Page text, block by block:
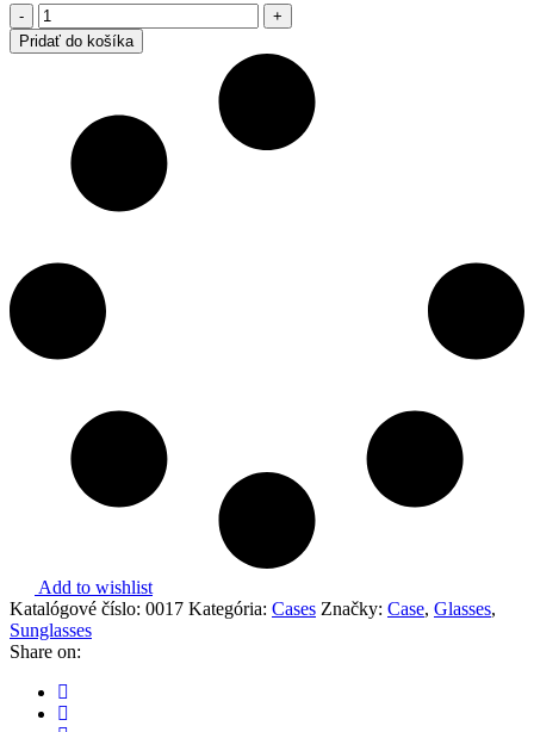
Sunglasses
Case
quantity
Pridať do košíka
Add to wishlist
Katalógové číslo: 0017 Kategória: Cases Značky: Case, Glasses,
Sunglasses
Share on: